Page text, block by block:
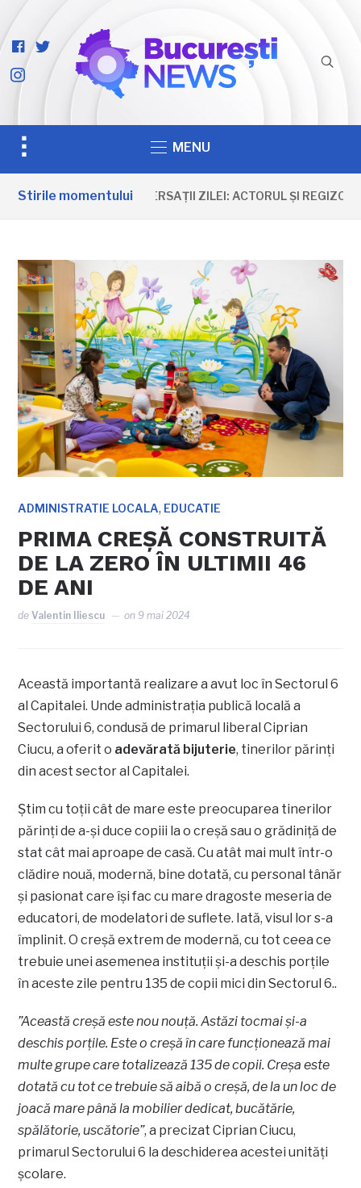
facebook-
official
twitter
instagram
Toggle
sidebar
&
MENU
Stirile momentuluiANIVERSAȚII ZILEI: ACTORUL ȘI REGIZORUL
ADMINISTRATIE LOCALA, EDUCATIE
PRIMA CREȘĂ CONSTRUITĂ
DE LA ZERO ÎN ULTIMII 46
DE ANI
deValentin Iliescu on 9 mai 2024
Această importantă realizare a avut loc în Sectorul 6
al Capitalei. Unde administrația publică locală a
Sectorului 6, condusă de primarul liberal Ciprian
Ciucu, a oferit o adevărată bijuterie, tinerilor părinți
din acest sector al Capitalei.
Știm cu toții cât de mare este preocuparea tinerilor
părinți de a-și duce copiii la o creșă sau o grădiniță de
stat cât mai aproape de casă. Cu atât mai mult într-o
clădire nouă, modernă, bine dotată, cu personal tânăr
și pasionat care își fac cu mare dragoste meseria de
educatori, de modelatori de suflete. Iată, visul lor s-a
împlinit. O creșă extrem de modernă, cu tot ceea ce
trebuie unei asemenea instituții și-a deschis porțile
în aceste zile pentru 135 de copii mici din Sectorul 6..
”Această creşă este nou nouţă. Astăzi tocmai şi-a
deschis porţile. Este o creşă în care funcţionează mai
multe grupe care totalizează 135 de copii. Creşa este
dotată cu tot ce trebuie să aibă o creșă, de la un loc de
joacă mare până la mobilier dedicat, bucătărie,
spălătorie, uscătorie”, a precizat Ciprian Ciucu,
primarul Sectorului 6 la deschiderea acestei unități
școlare.